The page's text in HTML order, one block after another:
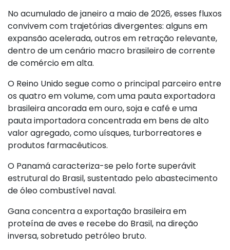
No acumulado de janeiro a maio de 2026, esses fluxos
convivem com trajetórias divergentes: alguns em
expansão acelerada, outros em retração relevante,
dentro de um cenário macro brasileiro de corrente
de comércio em alta.
O Reino Unido segue como o principal parceiro entre
os quatro em volume, com uma pauta exportadora
brasileira ancorada em ouro, soja e café e uma
pauta importadora concentrada em bens de alto
valor agregado, como uísques, turborreatores e
produtos farmacêuticos.
O Panamá caracteriza-se pelo forte superávit
estrutural do Brasil, sustentado pelo abastecimento
de óleo combustível naval.
Gana concentra a exportação brasileira em
proteína de aves e recebe do Brasil, na direção
inversa, sobretudo petróleo bruto.